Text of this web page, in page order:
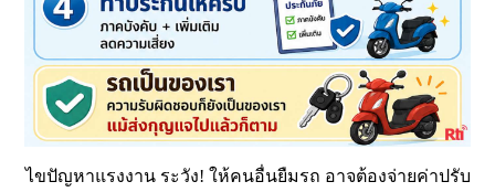
ไขปัญหาแรงงาน ระวัง! ให้คนอื่นยืมรถ อาจต้องจ่ายค่าปรับ